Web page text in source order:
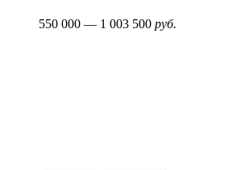
550 000 — 1 003 500 руб.